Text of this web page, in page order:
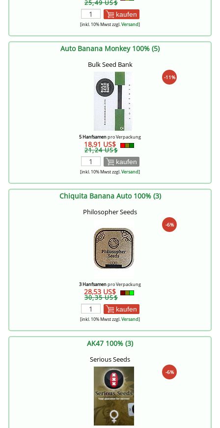
25,49 US$
kaufen
[inkl. 10% Mwst zzgl.Versand]
Auto Banana Monkey 100% (5)
Bulk Seed Bank
-11%
5 Hanfsamenpro Verpackung
18,91 US$
21,24 US$
kaufen
[inkl. 10% Mwst zzgl.Versand]
Chiquita Banana Auto 100% (3)
Philosopher Seeds
-6%
3 Hanfsamenpro Verpackung
28,53 US$
30,35 US$
kaufen
[inkl. 10% Mwst zzgl.Versand]
AK47 100% (3)
Serious Seeds
-6%